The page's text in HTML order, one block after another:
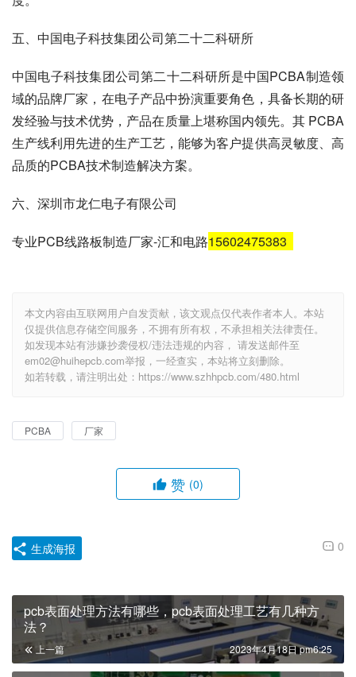
五、中国电子科技集团公司第二十二科研所
中国电子科技集团公司第二十二科研所是中国PCBA制造领
域的品牌厂家，在电子产品中扮演重要角色，具备长期的研
发经验与技术优势，产品在质量上堪称国内领先。其 PCBA
生产线利用先进的生产工艺，能够为客户提供高灵敏度、高
品质的PCBA技术制造解决方案。
六、深圳市龙仁电子有限公司
专业PCB线路板制造厂家-汇和电路15602475383
本文内容由互联网用户自发贡献，该文观点仅代表作者本人。本站
仅提供信息存储空间服务，不拥有所有权，不承担相关法律责任。
如发现本站有涉嫌抄袭侵权/违法违规的内容， 请发送邮件至
em02@huihepcb.com举报，一经查实，本站将立刻删除。
如若转载，请注明出处：https://www.szhhpcb.com/480.html
PCBA 厂家
赞 (0)
0
生成海报
pcb表面处理方法有哪些，pcb表面处理工艺有几种方
法？
上一篇 2023年4月18日 pm6:25